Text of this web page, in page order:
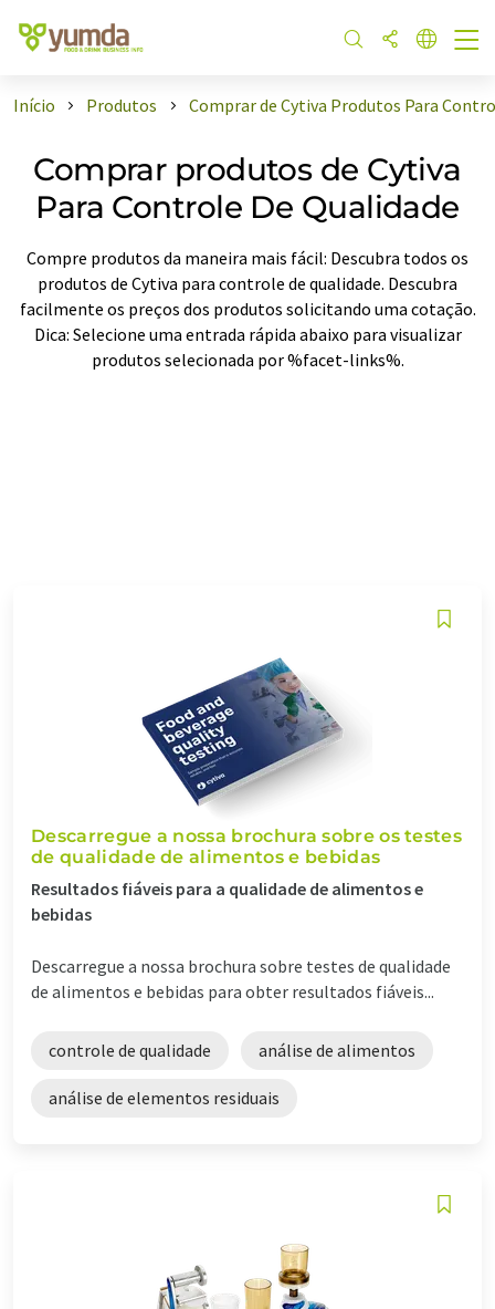
Início Produtos Comprar de Cytiva Produtos Para
Comprar produtos de Cytiva
Para Controle De Qualidade
Compre produtos da maneira mais fácil: Descubra todos os
produtos de Cytiva para controle de qualidade. Descubra
facilmente os preços dos produtos solicitando uma cotação.
Dica: Selecione uma entrada rápida abaixo para visualizar
produtos selecionada por %facet-links%.
Descarregue a nossa brochura sobre os testes
de qualidade de alimentos e bebidas
Resultados fiáveis para a qualidade de alimentos e
bebidas
Descarregue a nossa brochura sobre testes de qualidade
de alimentos e bebidas para obter resultados fiáveis...
controle de qualidade análise de alimentos
análise de elementos residuais